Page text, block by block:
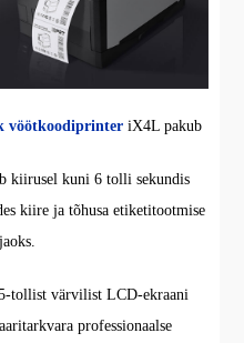
vöötkoodiprinter iX4L pakub
kiirusel kuni 6 tolli sekundis
kiire ja tõhusa etiketitootmise
tollist värvilist LCD-ekraani
professionaalse